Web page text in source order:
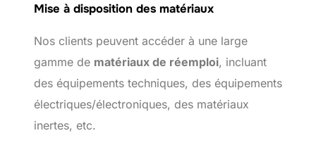
Mise à disposition des matériaux
Nos clients peuvent accéder à une large
gamme de matériaux de réemploi, incluant
des équipements techniques, des équipements
électriques/électroniques, des matériaux
inertes, etc.